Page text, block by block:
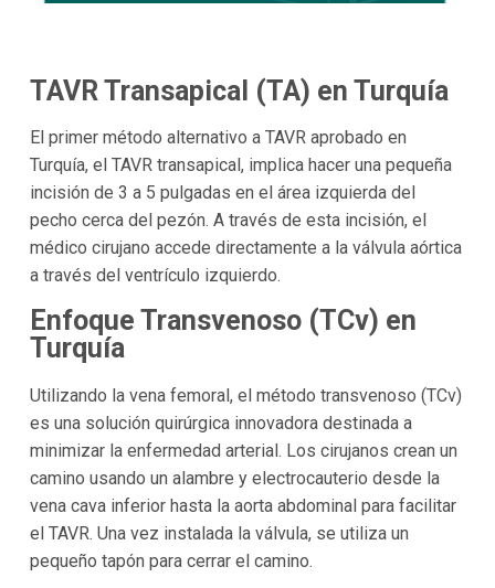
TAVR Transapical (TA) en Turquía
El primer método alternativo a TAVR aprobado en
Turquía, el TAVR transapical, implica hacer una pequeña
incisión de 3 a 5 pulgadas en el área izquierda del
pecho cerca del pezón. A través de esta incisión, el
médico cirujano accede directamente a la válvula aórtica
a través del ventrículo izquierdo.
Enfoque Transvenoso (TCv) en
Turquía
Utilizando la vena femoral, el método transvenoso (TCv)
es una solución quirúrgica innovadora destinada a
minimizar la enfermedad arterial. Los cirujanos crean un
camino usando un alambre y electrocauterio desde la
vena cava inferior hasta la aorta abdominal para facilitar
el TAVR. Una vez instalada la válvula, se utiliza un
pequeño tapón para cerrar el camino.